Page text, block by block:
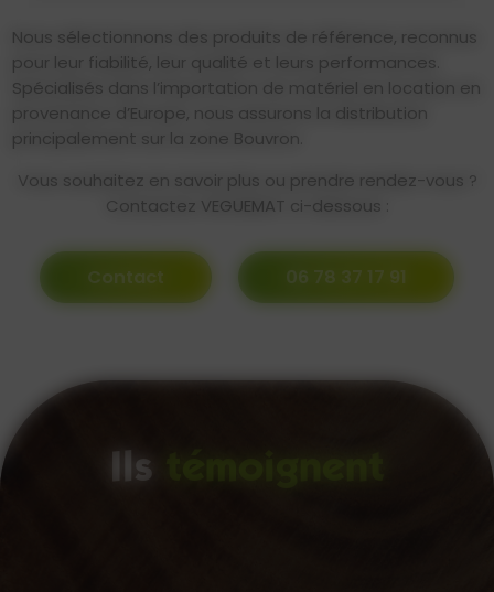
Nous sélectionnons des produits de référence, reconnus
pour leur fiabilité, leur qualité et leurs performances.
Spécialisés dans l’importation de matériel en location en
provenance d’Europe, nous assurons la distribution
principalement sur la zone Bouvron.
Vous souhaitez en savoir plus ou prendre rendez-vous ?
Contactez VEGUEMAT ci-dessous :
Contact 06 78 37 17 91
Ils